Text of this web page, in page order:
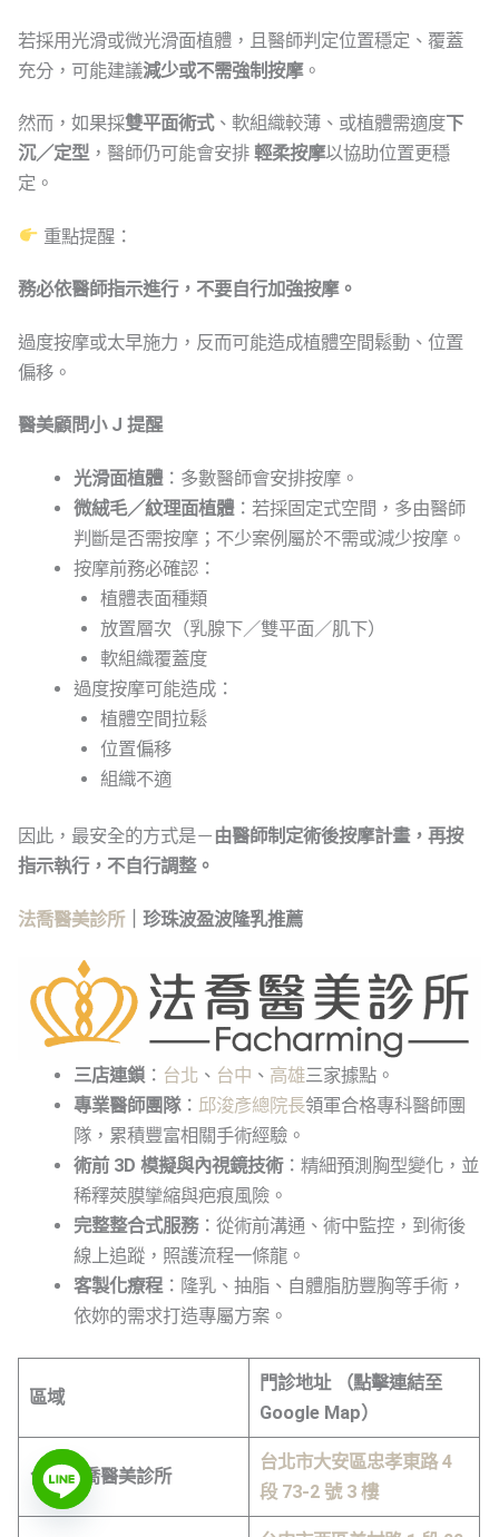
若採用光滑或微光滑面植體，且醫師判定位置穩定、覆蓋
充分，可能建議減少或不需強制按摩。
然而，如果採雙平面術式、軟組織較薄、或植體需適度下
沉／定型 ，醫師仍可能會安排輕柔按摩以協助位置更穩
定。
重點提醒：
務必依醫師指示進行，不要自行加強按摩。
過度按摩或太早施力，反而可能造成植體空間鬆動、位置
偏移。
醫美顧問小 J 提醒
光滑面植體：多數醫師會安排按摩。
微絨毛／紋理面植體：若採固定式空間，多由醫師
判斷是否需按摩；不少案例屬於不需或減少按摩。
按摩前務必確認：
植體表面種類
放置層次（乳腺下／雙平面／肌下）
軟組織覆蓋度
過度按摩可能造成：
植體空間拉鬆
位置偏移
組織不適
因此，最安全的方式是－ 由醫師制定術後按摩計畫，再按
指示執行，不自行調整。
法喬醫美診所｜珍珠波盈波隆乳推薦
三店連鎖： 台北、 台中 、 高雄三家據點。
專業醫師團隊： 邱浚彥總院長領軍合格專科醫師團
隊，累積豐富相關手術經驗。
術前 3D 模擬與內視鏡技術：精細預測胸型變化，並
稀釋莢膜攣縮與疤痕風險。
完整整合式服務：從術前溝通、術中監控，到術後
線上追蹤，照護流程一條龍。
客製化療程：隆乳、抽脂、自體脂肪豐胸等手術，
依妳的需求打造專屬方案。
區域
門診地址 （點擊連結至
Google Map）
台北法喬醫美診所
台北市大安區忠孝東路 4
段 73-2 號 3 樓